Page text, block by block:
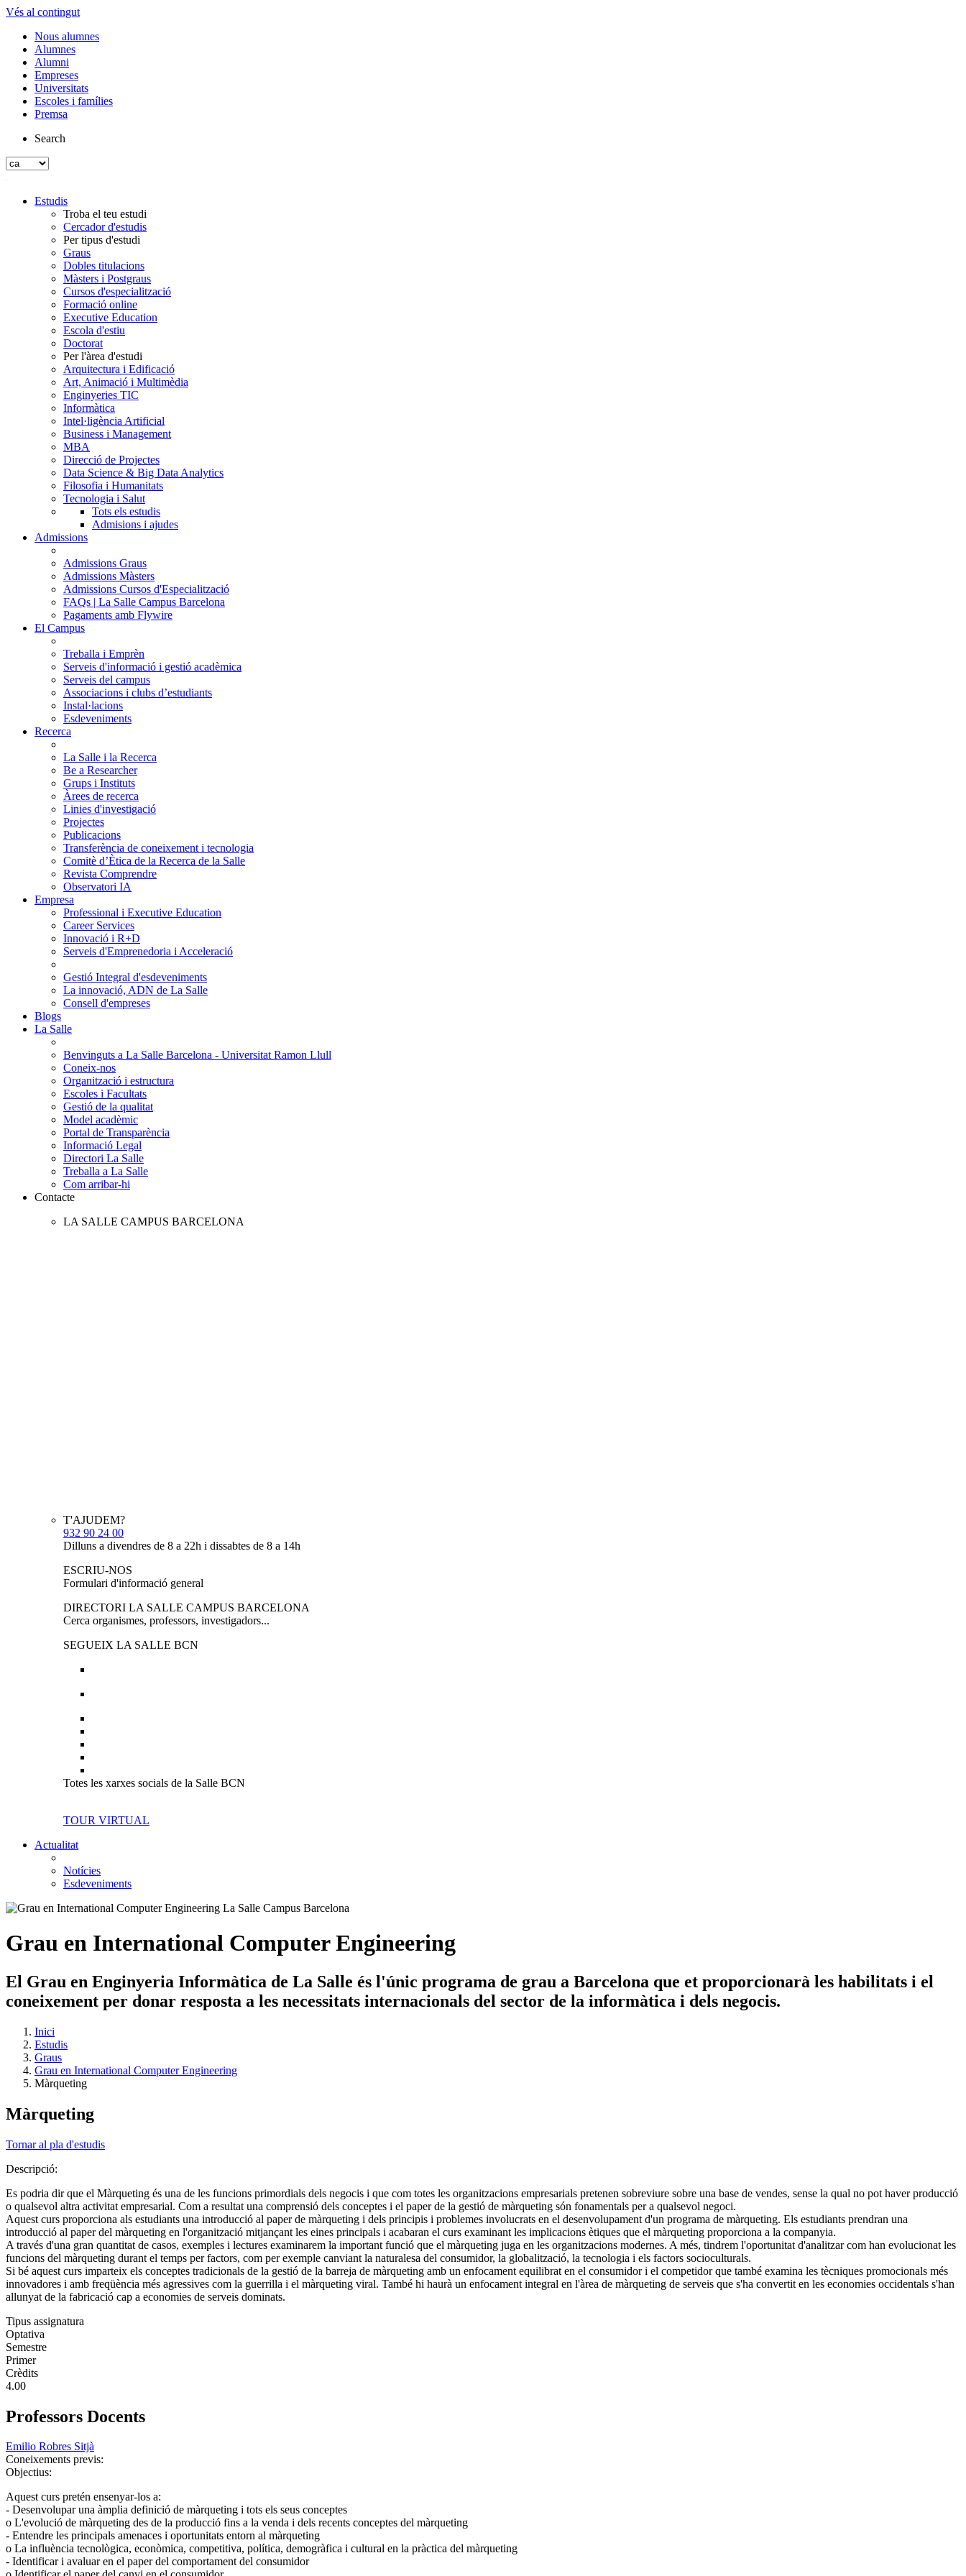
Vés al contingut
Nous alumnes
Alumnes
Alumni
Empreses
Universitats
Escoles i famílies
Premsa
Search
Estudis
Troba el teu estudi
Cercador d'estudis
Per tipus d'estudi
Graus
Dobles titulacions
Màsters i Postgraus
Cursos d'especialització
Formació online
Executive Education
Escola d'estiu
Doctorat
Per l'àrea d'estudi
Arquitectura i Edificació
Art, Animació i Multimèdia
Enginyeries TIC
Informàtica
Intel·ligència Artificial
Business i Management
MBA
Direcció de Projectes
Data Science & Big Data Analytics
Filosofia i Humanitats
Tecnologia i Salut
Tots els estudis
Admisions i ajudes
Admissions
Admissions Graus
Admissions Màsters
Admissions Cursos d'Especialització
FAQs | La Salle Campus Barcelona
Pagaments amb Flywire
El Campus
Treballa i Emprèn
Serveis d'informació i gestió acadèmica
Serveis del campus
Associacions i clubs d’estudiants
Instal·lacions
Esdeveniments
Recerca
La Salle i la Recerca
Be a Researcher
Grups i Instituts
Àrees de recerca
Linies d'investigació
Projectes
Publicacions
Transferència de coneixement i tecnologia
Comitè d’Ètica de la Recerca de la Salle
Revista Comprendre
Observatori IA
Empresa
Professional i Executive Education
Career Services
Innovació i R+D
Serveis d'Emprenedoria i Acceleració
Gestió Integral d'esdeveniments
La innovació, ADN de La Salle
Consell d'empreses
Blogs
La Salle
Benvinguts a La Salle Barcelona - Universitat Ramon Llull
Coneix-nos
Organització i estructura
Escoles i Facultats
Gestió de la qualitat
Model acadèmic
Portal de Transparència
Informació Legal
Directori La Salle
Treballa a La Salle
Com arribar-hi
Contacte
LA SALLE CAMPUS BARCELONA
T'AJUDEM?
932 90 24 00
Dilluns a divendres de 8 a 22h i dissabtes de 8 a 14h
ESCRIU-NOS
Formulari d'informació general
DIRECTORI LA SALLE CAMPUS BARCELONA
Cerca organismes, professors, investigadors...
SEGUEIX LA SALLE BCN
Totes les xarxes socials de la Salle BCN
TOUR VIRTUAL
Actualitat
Notícies
Esdeveniments
Grau en International Computer Engineering
El Grau en Enginyeria Informàtica de La Salle és l'únic programa de grau a Barcelona que et proporcionarà les habilitats i el
coneixement per donar resposta a les necessitats internacionals del sector de la informàtica i dels negocis.
Inici
Estudis
Graus
Grau en International Computer Engineering
Màrqueting
Màrqueting
Tornar al pla d'estudis
Descripció:
Es podria dir que el Màrqueting és una de les funcions primordials dels negocis i que com totes les organitzacions empresarials pretenen sobreviure sobre una base de vendes, sense la qual no pot haver producció
o qualsevol altra activitat empresarial. Com a resultat una comprensió dels conceptes i el paper de la gestió de màrqueting són fonamentals per a qualsevol negoci.
Aquest curs proporciona als estudiants una introducció al paper de màrqueting i dels principis i problemes involucrats en el desenvolupament d'un programa de màrqueting. Els estudiants prendran una
introducció al paper del màrqueting en l'organització mitjançant les eines principals i acabaran el curs examinant les implicacions ètiques que el màrqueting proporciona a la companyia.
A través d'una gran quantitat de casos, exemples i lectures examinarem la important funció que el màrqueting juga en les organitzacions modernes. A més, tindrem l'oportunitat d'analitzar com han evolucionat les
funcions del màrqueting durant el temps per factors, com per exemple canviant la naturalesa del consumidor, la globalització, la tecnologia i els factors socioculturals.
Si bé aquest curs imparteix els conceptes tradicionals de la gestió de la barreja de màrqueting amb un enfocament equilibrat en el consumidor i el competidor que també examina les tècniques promocionals més
innovadores i amb freqüència més agressives com la guerrilla i el màrqueting viral. També hi haurà un enfocament integral en l'àrea de màrqueting de serveis que s'ha convertit en les economies occidentals s'han
allunyat de la fabricació cap a economies de serveis dominats.
Tipus assignatura
Optativa
Semestre
Primer
Crèdits
4.00
Professors Docents
Emilio Robres Sitjà
Coneixements previs:
Objectius:
Aquest curs pretén ensenyar-los a:
- Desenvolupar una àmplia definició de màrqueting i tots els seus conceptes
o L'evolució de màrqueting des de la producció fins a la venda i dels recents conceptes del màrqueting
- Entendre les principals amenaces i oportunitats entorn al màrqueting
o La influència tecnològica, econòmica, competitiva, política, demogràfica i cultural en la pràctica del màrqueting
- Identificar i avaluar en el paper del comportament del consumidor